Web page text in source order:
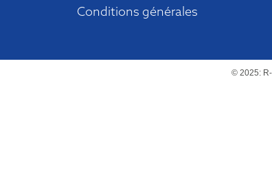
Conditions générales
© 2025: R-